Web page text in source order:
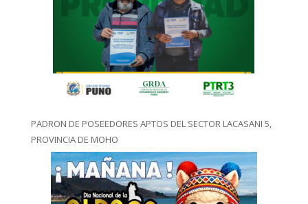
PADRON DE POSEEDORES APTOS DEL SECTOR LACASANI 5,
PROVINCIA DE MOHO